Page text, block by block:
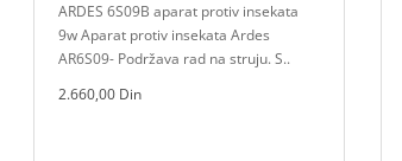
ARDES 6S09B aparat protiv insekata
9w Aparat protiv insekata Ardes
AR6S09- Podržava rad na struju. S..
2.660,00 Din